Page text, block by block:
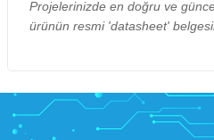
Projelerinizde en doğru ve
ürünün resmi 'datasheet'